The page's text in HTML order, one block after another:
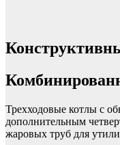
Трехходовые котлы с
дополнительным
жаровых труб для